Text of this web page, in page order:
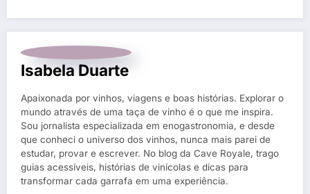
Isabela Duarte
Apaixonada por vinhos, viagens e boas histórias. Explorar o
mundo através de uma taça de vinho é o que me inspira.
Sou jornalista especializada em enogastronomia, e desde
que conheci o universo dos vinhos, nunca mais parei de
estudar, provar e escrever. No blog da Cave Royale, trago
guias acessíveis, histórias de vinícolas e dicas para
transformar cada garrafa em uma experiência.